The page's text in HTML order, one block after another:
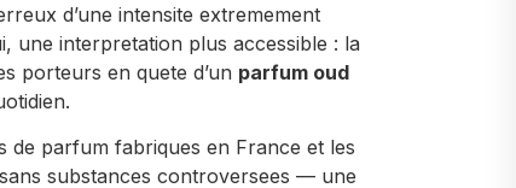
d’une intensite extremement
interpretation plus accessible : la
porteurs en quete d’un parfum oud
de parfum fabriques en France et les
substances controversees — une